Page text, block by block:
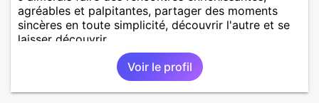
agréables et palpitantes, partager des moments
sincères en toute simplicité, découvrir l'autre et se
laisser découvrir.
Voir le profil